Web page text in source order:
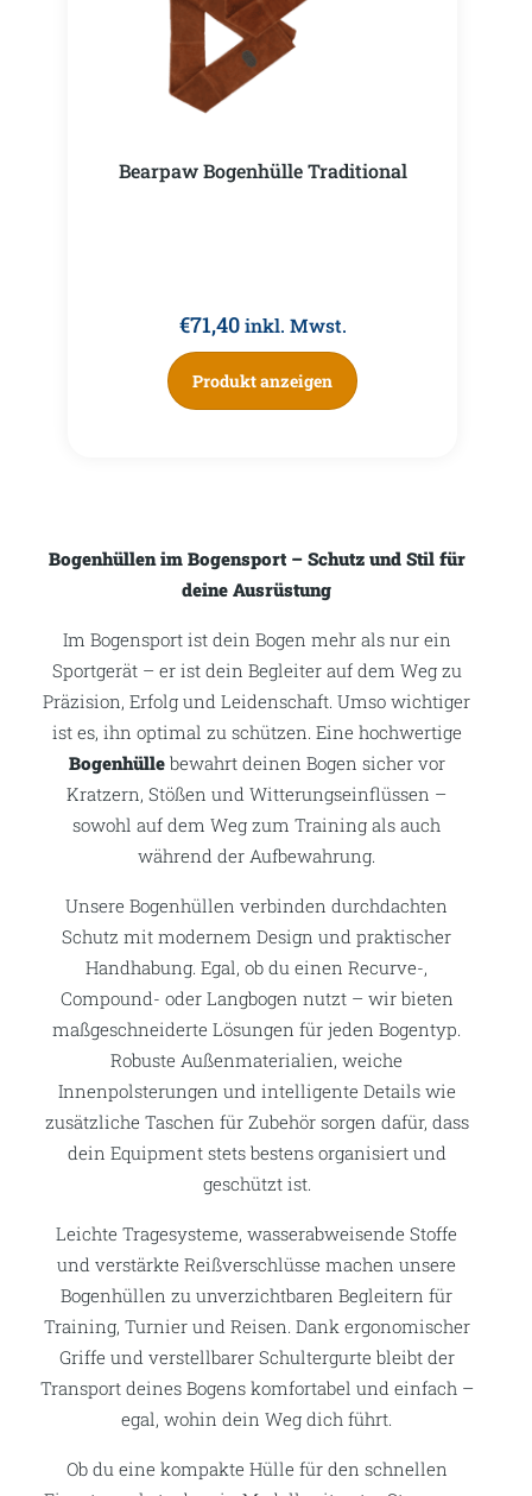
Bearpaw Bogenhülle Traditional
€71,40 inkl. Mwst.
Produkt anzeigen
Bogenhüllen im Bogensport – Schutz und Stil für
deine Ausrüstung
Im Bogensport ist dein Bogen mehr als nur ein
Sportgerät – er ist dein Begleiter auf dem Weg zu
Präzision, Erfolg und Leidenschaft. Umso wichtiger
ist es, ihn optimal zu schützen. Eine hochwertige
Bogenhüllebewahrt deinen Bogen sicher vor
Kratzern, Stößen und Witterungseinflüssen –
sowohl auf dem Weg zum Training als auch
während der Aufbewahrung.
Unsere Bogenhüllen verbinden durchdachten
Schutz mit modernem Design und praktischer
Handhabung. Egal, ob du einen Recurve-,
Compound- oder Langbogen nutzt – wir bieten
maßgeschneiderte Lösungen für jeden Bogentyp.
Robuste Außenmaterialien, weiche
Innenpolsterungen und intelligente Details wie
zusätzliche Taschen für Zubehör sorgen dafür, dass
dein Equipment stets bestens organisiert und
geschützt ist.
Leichte Tragesysteme, wasserabweisende Stoffe
und verstärkte Reißverschlüsse machen unsere
Bogenhüllen zu unverzichtbaren Begleitern für
Training, Turnier und Reisen. Dank ergonomischer
Griffe und verstellbarer Schultergurte bleibt der
Transport deines Bogens komfortabel und einfach –
egal, wohin dein Weg dich führt.
Ob du eine kompakte Hülle für den schnellen